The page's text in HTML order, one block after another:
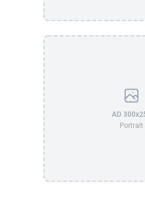
AD
Portrait